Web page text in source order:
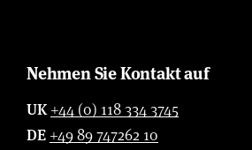
Nehmen Sie Kontakt auf
UK +44 (0) 118 334 3745
DE +49 89 747262 10